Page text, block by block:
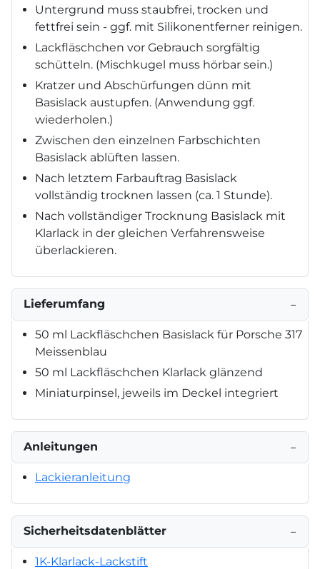
Untergrund muss staubfrei, trocken und
fettfrei sein - ggf. mit Silikonentferner reinigen.
Lackfläschchen vor Gebrauch sorgfältig
schütteln. (Mischkugel muss hörbar sein.)
Kratzer und Abschürfungen dünn mit
Basislack austupfen. (Anwendung ggf.
wiederholen.)
Zwischen den einzelnen Farbschichten
Basislack ablüften lassen.
Nach letztem Farbauftrag Basislack
vollständig trocknen lassen (ca. 1 Stunde).
Nach vollständiger Trocknung Basislack mit
Klarlack in der gleichen Verfahrensweise
überlackieren.
Lieferumfang −
50 ml Lackfläschchen Basislack für Porsche 317
Meissenblau
50 ml Lackfläschchen Klarlack glänzend
Miniaturpinsel, jeweils im Deckel integriert
Anleitungen −
Lackieranleitung
Sicherheitsdatenblätter −
1K-Klarlack-Lackstift